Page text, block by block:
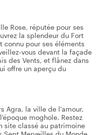
Rose, réputée pour ses
la splendeur du Fort
connu pour ses éléments
vous devant la façade
des Vents, et flânez dans
offre un aperçu du
Agra, la ville de l'amour,
moghole. Restez
site classé au patrimoine